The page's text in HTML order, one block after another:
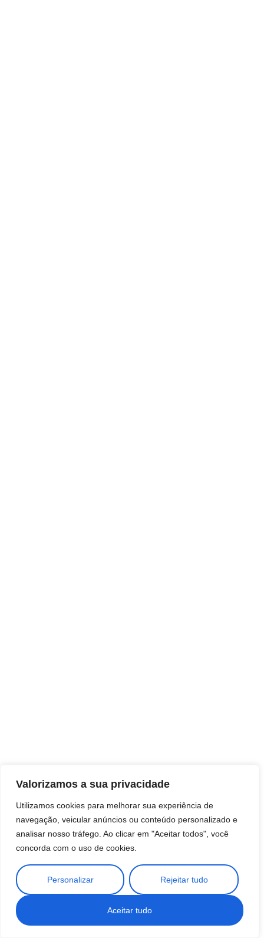
Valorizamos a sua privacidade
Utilizamos cookies para melhorar sua experiência de
navegação, veicular anúncios ou conteúdo personalizado e
analisar nosso tráfego. Ao clicar em "Aceitar todos", você
concorda com o uso de cookies.
Personalizar Rejeitar tudo
Aceitar tudo